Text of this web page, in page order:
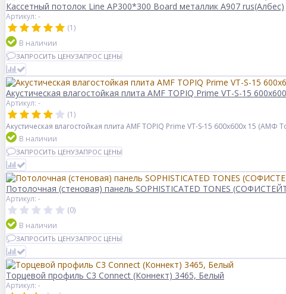
Кассетный потолок Line AP300*300 Board металлик А907 rus(Албес)
Артикул: -
(1)
В наличии
ЗАПРОСИТЬ ЦЕНУЗАПРОС ЦЕНЫ
Акустическая влагостойкая плита AMF TOPIQ Prime VT-S-15
Артикул: -
(1)
Акустическая влагостойкая плита AMF TOPIQ Prime VT-S-15 600x600x 15 (АМФ
В наличии
ЗАПРОСИТЬ ЦЕНУЗАПРОС ЦЕНЫ
Потолочная (стеновая) панель SOPHISTICATED TONES
Артикул: -
(0)
В наличии
ЗАПРОСИТЬ ЦЕНУЗАПРОС ЦЕНЫ
Торцевой профиль C3 Connect (Коннект) 3465, Белый
Артикул: -